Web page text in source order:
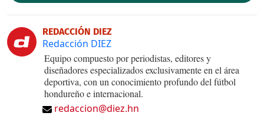
REDACCIÓN DIEZ
Redacción DIEZ
Equipo compuesto por periodistas, editores y
diseñadores especializados exclusivamente en el área
deportiva, con un conocimiento profundo del fútbol
hondureño e internacional.
redaccion@diez.hn